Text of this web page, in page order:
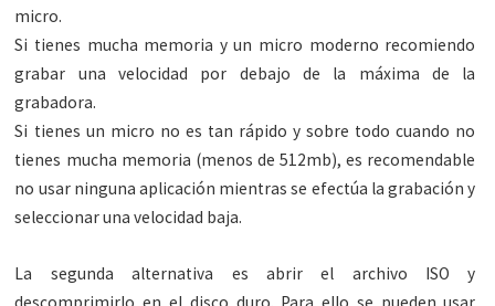
micro.
Si tienes mucha memoria y un micro moderno recomiendo
grabar una velocidad por debajo de la máxima de la
grabadora.
Si tienes un micro no es tan rápido y sobre todo cuando no
tienes mucha memoria (menos de 512mb), es recomendable
no usar ninguna aplicación mientras se efectúa la grabación y
seleccionar una velocidad baja.
La segunda alternativa es abrir el archivo ISO y